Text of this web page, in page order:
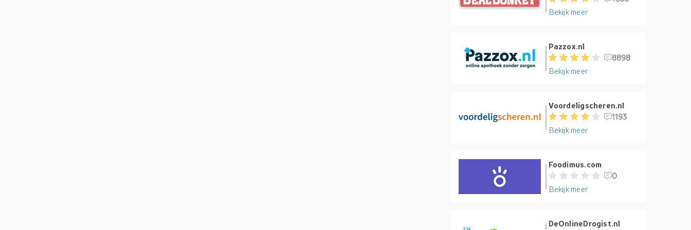
Bekijk meer
Pazzox.nl
8898
Bekijk meer
Voordeligscheren.nl
1193
Bekijk meer
Foodimus.com
0
Bekijk meer
DeOnlineDrogist.nl